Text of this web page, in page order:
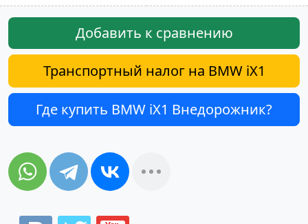
Добавить к сравнению
Транспортный налог на BMW iX1
Где купить BMW iX1 Внедорожник?